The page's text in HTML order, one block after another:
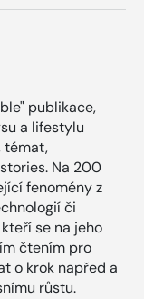
publikace,
a lifestylu
témat,
Na 200
fenomény z
či
se na jeho
čtením pro
o krok napřed a
růstu.